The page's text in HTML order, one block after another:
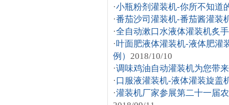
·小瓶粉剂灌装机-你所不知道
·番茄沙司灌装机-番茄酱灌装
·全自动漱口水液体灌装机炙
·叶面肥液体灌装机-液体肥灌
例） 2018/10/10
·调味鸡油自动灌装机为您带
·口服液灌装机-液体灌装旋盖
·灌装机厂家参展第二十一届